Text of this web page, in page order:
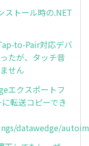
ストール時の.NET
to-Pair対応デバ
たが、タッチ音
せん
エクスポートフ
転送コピーでき
datawedge/